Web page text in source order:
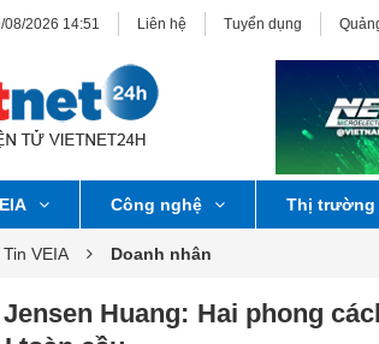
08/2026 14:51 Liên hệ Tuyển dụng
Công nghệ Thị trường
Tin VEIA Doanh nhân
Huang: Hai phong